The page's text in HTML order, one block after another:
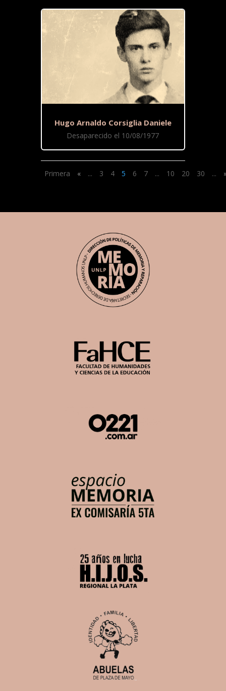
Hugo Arnaldo Corsiglia Daniele
Desaparecido el 10/08/1977
Primera « ... 3 4 5 6 7 ... 10 20 30 ...